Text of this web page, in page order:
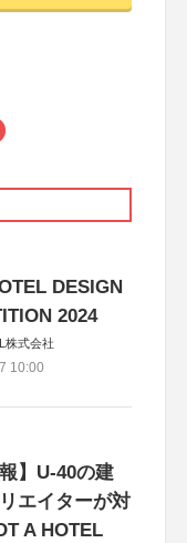
DESIGN
2024
株式会社
10:00
報】U-40の建
エイターが対
A HOTEL